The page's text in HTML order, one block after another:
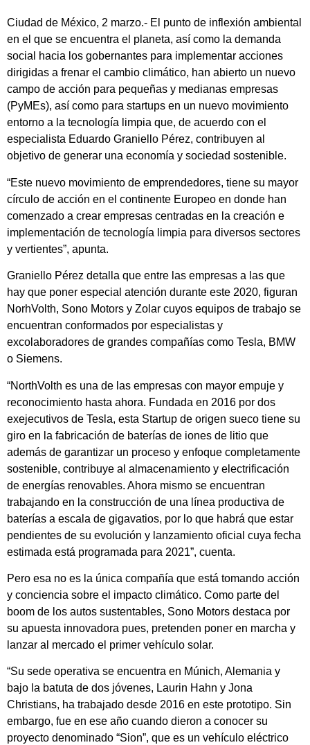
Ciudad de México, 2 marzo.- El punto de inflexión ambiental
en el que se encuentra el planeta, así como la demanda
social hacia los gobernantes para implementar acciones
dirigidas a frenar el cambio climático, han abierto un nuevo
campo de acción para pequeñas y medianas empresas
(PyMEs), así como para startups en un nuevo movimiento
entorno a la tecnología limpia que, de acuerdo con el
especialista Eduardo Graniello Pérez, contribuyen al
objetivo de generar una economía y sociedad sostenible.
“Este nuevo movimiento de emprendedores, tiene su mayor
círculo de acción en el continente Europeo en donde han
comenzado a crear empresas centradas en la creación e
implementación de tecnología limpia para diversos sectores
y vertientes”, apunta.
Graniello Pérez detalla que entre las empresas a las que
hay que poner especial atención durante este 2020, figuran
NorhVolth, Sono Motors y Zolar cuyos equipos de trabajo se
encuentran conformados por especialistas y
excolaboradores de grandes compañías como Tesla, BMW
o Siemens.
“NorthVolth es una de las empresas con mayor empuje y
reconocimiento hasta ahora. Fundada en 2016 por dos
exejecutivos de Tesla, esta Startup de origen sueco tiene su
giro en la fabricación de baterías de iones de litio que
además de garantizar un proceso y enfoque completamente
sostenible, contribuye al almacenamiento y electrificación
de energías renovables. Ahora mismo se encuentran
trabajando en la construcción de una línea productiva de
baterías a escala de gigavatios, por lo que habrá que estar
pendientes de su evolución y lanzamiento oficial cuya fecha
estimada está programada para 2021”, cuenta.
Pero esa no es la única compañía que está tomando acción
y conciencia sobre el impacto climático. Como parte del
boom de los autos sustentables, Sono Motors destaca por
su apuesta innovadora pues, pretenden poner en marcha y
lanzar al mercado el primer vehículo solar.
“Su sede operativa se encuentra en Múnich, Alemania y
bajo la batuta de dos jóvenes, Laurin Hahn y Jona
Christians, ha trabajado desde 2016 en este prototipo. Sin
embargo, fue en ese año cuando dieron a conocer su
proyecto denominado “Sion”, que es un vehículo eléctrico